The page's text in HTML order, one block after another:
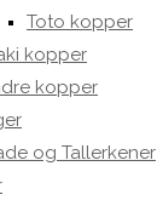
Toto kopper
kopper
kopper
og Tallerkener